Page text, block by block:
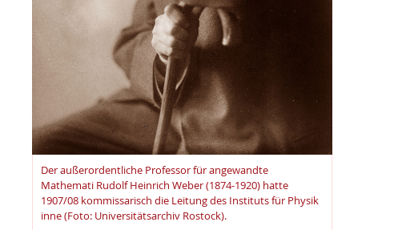
Der außerordentliche Professor für angewandte
Mathemati Rudolf Heinrich Weber (1874-1920) hatte
1907/08 kommissarisch die Leitung des Instituts für Physik
inne (Foto: Universitätsarchiv Rostock).